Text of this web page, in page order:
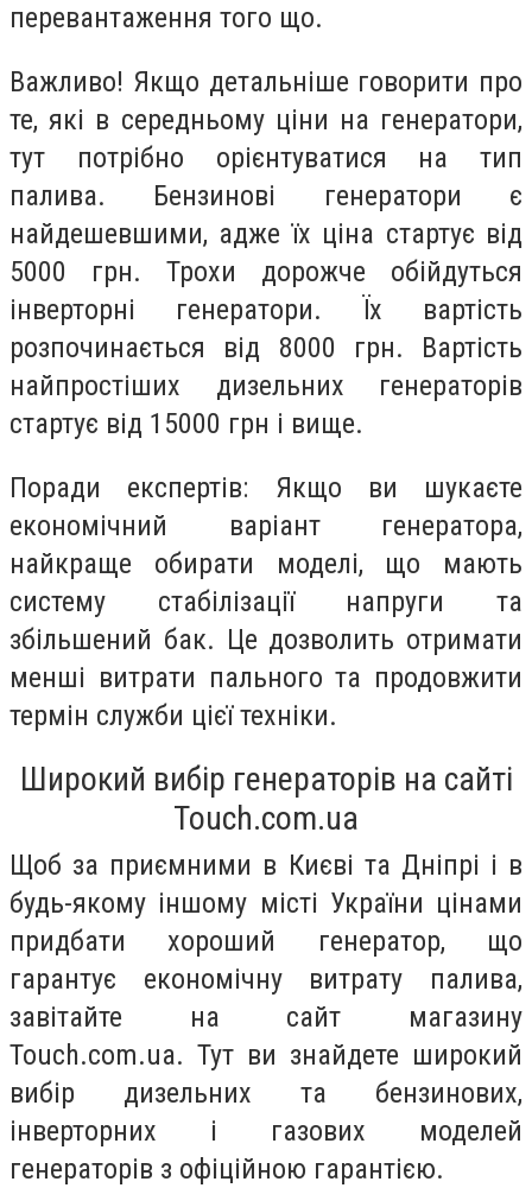
перевантаження того що.
Важливо! Якщо детальніше говорити про
те, які в середньому ціни на генератори,
тут потрібно орієнтуватися на тип
палива. Бензинові генератори є
найдешевшими, адже їх ціна стартує від
5000 грн. Трохи дорожче обійдуться
інверторні генератори. Їх вартість
розпочинається від 8000 грн. Вартість
найпростіших дизельних генераторів
стартує від 15000 грн і вище.
Поради експертів: Якщо ви шукаєте
економічний варіант генератора,
найкраще обирати моделі, що мають
систему стабілізації напруги та
збільшений бак. Це дозволить отримати
менші витрати пального та продовжити
термін служби цієї техніки.
Широкий вибір генераторів на сайті
Touch.com.ua
Щоб за приємними в Києві та Дніпрі і в
будь-якому іншому місті України цінами
придбати хороший генератор, що
гарантує економічну витрату палива,
завітайте на сайт магазину
Touch.com.ua. Тут ви знайдете широкий
вибір дизельних та бензинових,
інверторних і газових моделей
генераторів з офіційною гарантією.